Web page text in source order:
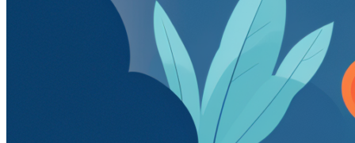
Карусель номеров
SIP-URI
Запись разговоров
Транскрибация звонков
Суфлирование
Отчёты
Скрипты
Управление командой
Гостевой доступ
Быстрый запуск